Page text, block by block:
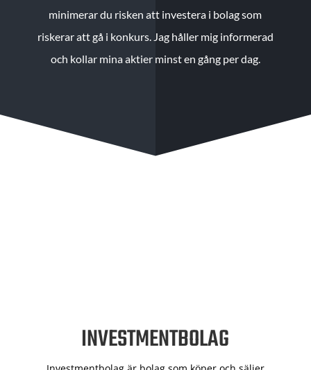
minimerar du risken att investera i bolag som
riskerar att gå i konkurs. Jag håller mig informerad
och kollar mina aktier minst en gång per dag.
INVESTMENTBOLAG